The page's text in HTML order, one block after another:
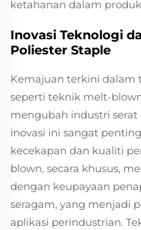
ketahanan dalam
Inovasi Teknologi
Poliester Staple
Kemajuan terkini dalam
seperti teknik melt-
mengubah industri serat
inovasi ini sangat
kecekapan dan kualiti
blown, secara khusus,
dengan keupayaan
seragam, yang menjadi
aplikasi perindustrian.